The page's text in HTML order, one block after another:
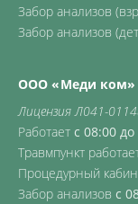
Забор анализов
Забор анализов
ООО «Меди ком»
Лицензия Л041-
Работает с 08:00
Травмпункт
Процедурный
Забор анализов с